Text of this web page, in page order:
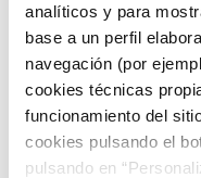
analíticos y para
base a un perfil
navegación (por
cookies técnicas
funcionamiento del
cookies pulsando el
pulsando en
Potencia
Nº Asientos
2